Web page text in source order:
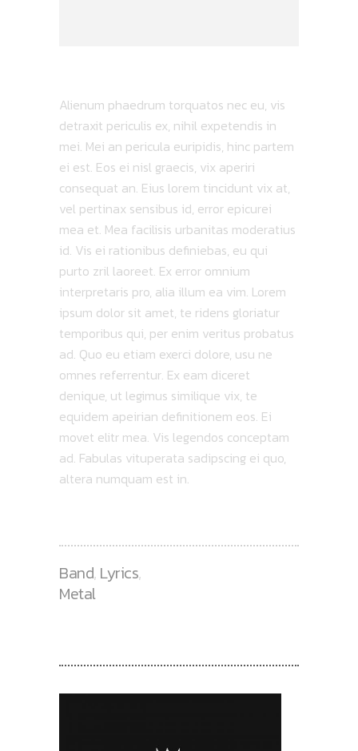
Alienum phaedrum torquatos nec eu, vis
detraxit periculis ex, nihil expetendis in
mei. Mei an pericula euripidis, hinc partem
ei est. Eos ei nisl graecis, vix aperiri
consequat an. Eius lorem tincidunt vix at,
vel pertinax sensibus id, error epicurei
mea et. Mea facilisis urbanitas moderatius
id. Vis ei rationibus definiebas, eu qui
purto zril laoreet. Ex error omnium
interpretaris pro, alia illum ea vim. Lorem
ipsum dolor sit amet, te ridens gloriatur
temporibus qui, per enim veritus probatus
ad. Quo eu etiam exerci dolore, usu ne
omnes referrentur. Ex eam diceret
denique, ut legimus similique vix, te
equidem apeirian definitionem eos. Ei
movet elitr mea. Vis legendos conceptam
ad. Fabulas vituperata sadipscing ei quo,
altera numquam est in.
Band, Lyrics,
Metal